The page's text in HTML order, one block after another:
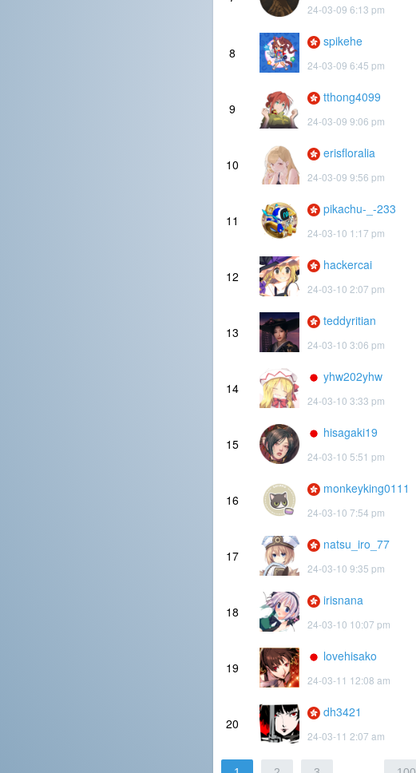
24-03-09 6:13 pm
8
spikehe
24-03-09 6:45 pm
9
tthong4099
24-03-09 9:06 pm
10
erisfloralia
24-03-09 9:56 pm
11
pikachu-_-233
24-03-10 1:17 pm
12
hackercai
24-03-10 2:07 pm
13
teddyritian
24-03-10 3:06 pm
14
yhw202yhw
24-03-10 3:33 pm
15
hisagaki19
24-03-10 5:51 pm
16
monkeyking0111
24-03-10 7:54 pm
17
natsu_iro_77
24-03-10 9:35 pm
18
irisnana
24-03-10 10:07 pm
19
lovehisako
24-03-11 12:08 am
20
dh3421
24-03-11 2:07 am